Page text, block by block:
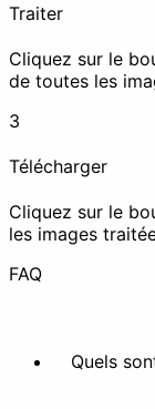
résolution
Animation
Traiter
Cliquez sur le
de toutes les
3
Télécharger
Cliquez sur le
les images
FAQ
Quels